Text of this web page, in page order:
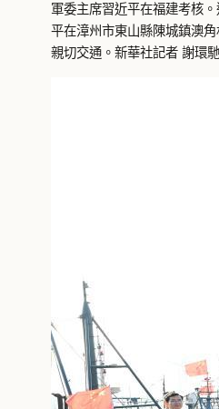
軍委主席習近平在福建考核
平在漳州市東山縣陳城鎮澳
親切交通。新華社記者 謝環